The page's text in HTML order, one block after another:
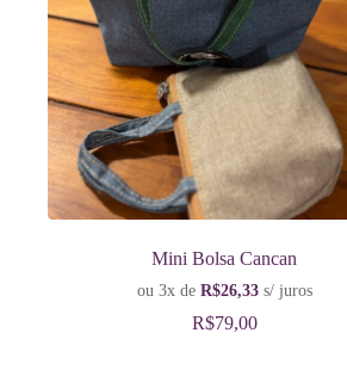
Mini Bolsa Cancan
ou 3x de R$26,33 s/ juros
R$79,00